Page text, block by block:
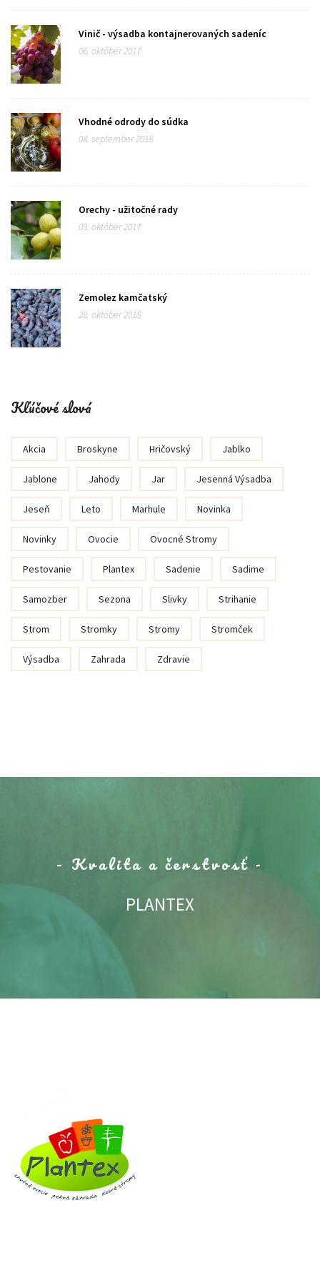
Vinič - výsadba kontajnerovaných sadeníc
06. október 2017
Vhodné odrody do súdka
04. september 2018
Orechy - užitočné rady
09. október 2017
Zemolez kamčatský
28. október 2018
Kľúčové slová
Akcia Broskyne Hričovský Jablko
Jablone Jahody Jar Jesenná Výsadba
Jeseň Leto Marhule Novinka
Novinky Ovocie Ovocné Stromy
Pestovanie Plantex Sadenie Sadime
Samozber Sezona Slivky Strihanie
Strom Stromky Stromy Stromček
Výsadba Zahrada Zdravie
- Kvalita a čerstvosť -
PLANTEX